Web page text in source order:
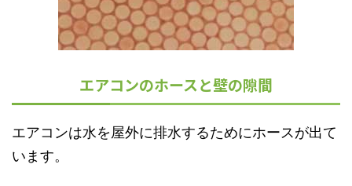
エアコンのホースと壁の隙間
エアコンは水を屋外に排水するためにホースが出て
います。